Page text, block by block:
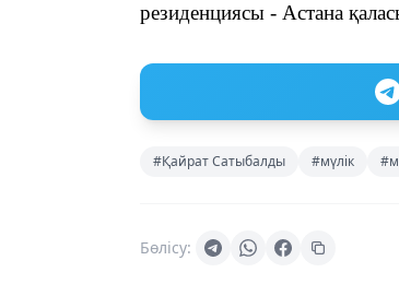
резиденциясы - Астана
#Қайрат Сатыбалды #мүлік
Бөлісу: